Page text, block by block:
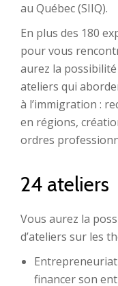
au Québec (SIIQ).
En plus des 180
pour vous
aurez la
ateliers qui
à l’immigration :
en régions,
ordres
24 ateliers
Vous aurez la
d’ateliers sur les
Entrepreneuriat
financer son